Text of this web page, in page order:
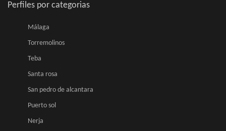
Perfiles por categorias
Málaga
Torremolinos
Teba
Santa rosa
San pedro de alcantara
Puerto sol
Nerja